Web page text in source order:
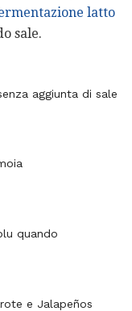
latto
sale.
aggiunta di sale
quando
e Jalapeños